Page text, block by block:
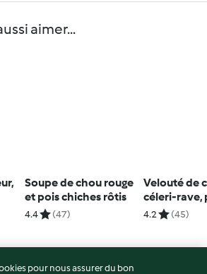
aimer...
Soupe de chou rouge
et pois chiches rôtis
4.4 (47)
Velouté de
céleri-rave,
et beurre de
4.2 (45)
pour nous assurer du bon